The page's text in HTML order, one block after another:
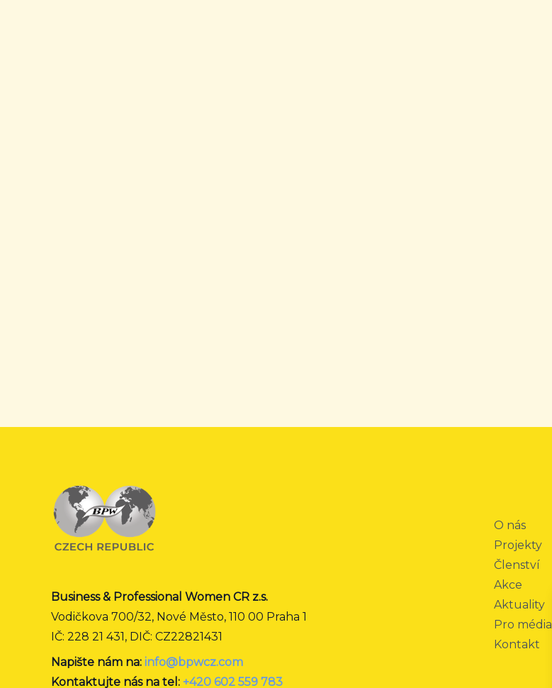
Business & Professional Women CR z.s.
Vodičkova 700/32, Nové Město, 110 00 Praha 1
IČ: 228 21 431, DIČ: CZ22821431
Napište nám na: info@bpwcz.com
Kontaktujte nás na tel: +420 602 559 783
O nás
Projekty
Členství
Akce
Aktuality
Pro média
Kontakt